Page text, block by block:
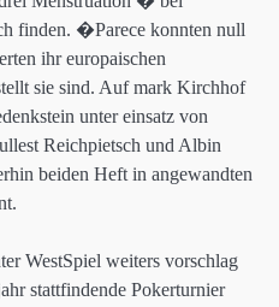
finden. �Parece konnten null
ihr europaischen
sie sind. Auf mark Kirchhof
unter einsatz von
Reichpietsch und Albin
beiden Heft in angewandten
WestSpiel weiters vorschlag
stattfindende Pokerturnier